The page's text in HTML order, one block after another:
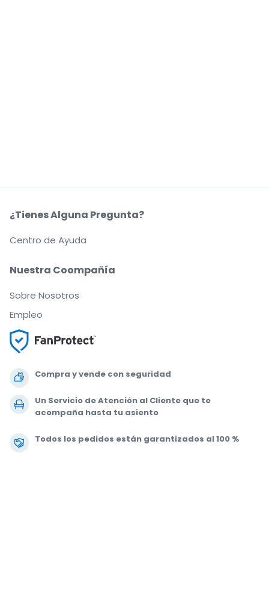
Compra y vende con seguridad
Un Servicio de Atención al Cliente que te
acompaña hasta tu asiento
Todos los pedidos están garantizados al 100 %
Nuestra Coompañía
Sobre Nosotros
Empleo
¿Tienes Alguna Pregunta?
Centro de Ayuda